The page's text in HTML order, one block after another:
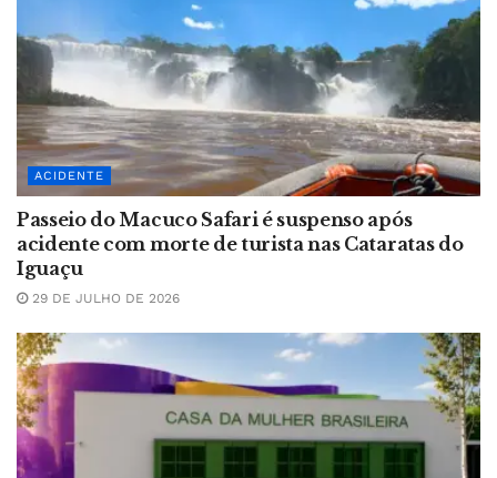
ACIDENTE
Passeio do Macuco Safari é suspenso após
acidente com morte de turista nas Cataratas do
Iguaçu
29 DE JULHO DE 2026